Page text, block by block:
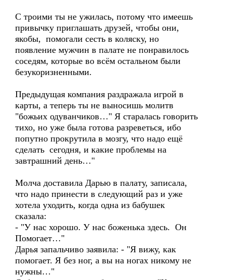
С троими ты не ужилась, потому что имеешь
привычку приглашать друзей, чтобы они,
якобы, помогали сесть в коляску, но
появление мужчин в палате не понравилось
соседям, которые во всём остальном были
безукоризненными.
Предыдущая компания раздражала игрой в
карты, а теперь ты не выносишь молитв
"божьих одуванчиков…" Я старалась говорить
тихо, но уже была готова разреветься, ибо
попутно прокрутила в мозгу, что надо ещё
сделать сегодня, и какие проблемы на
завтрашний день…"
Молча доставила Дарью в палату, записала,
что надо принести в следующий раз и уже
хотела уходить, когда одна из бабушек
сказала:
- "У нас хорошо. У нас боженька здесь. Он
Помогает…"
Дарья запальчиво заявила: - "Я вижу, как
помогает. Я без ног, а вы на ногах никому не
нужны…"